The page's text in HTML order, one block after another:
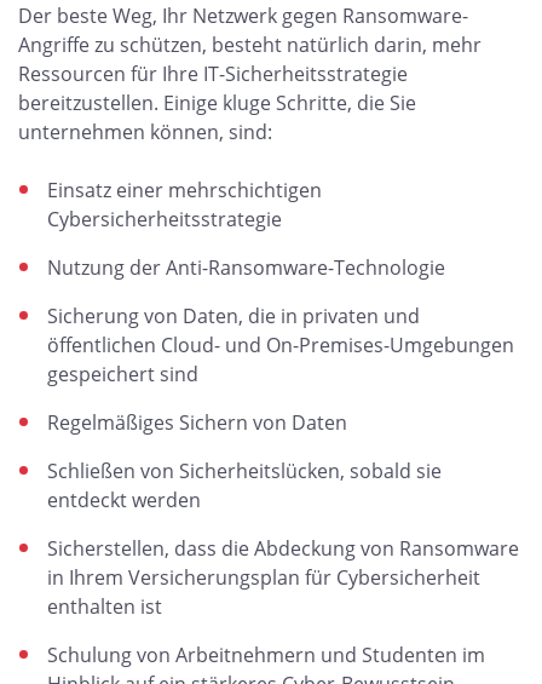
Der beste Weg, Ihr Netzwerk gegen Ransomware-
Angriffe zu schützen, besteht natürlich darin, mehr
Ressourcen für Ihre IT-Sicherheitsstrategie
bereitzustellen. Einige kluge Schritte, die Sie
unternehmen können, sind:
Einsatz einer mehrschichtigen
Cybersicherheitsstrategie
Nutzung der Anti-Ransomware-Technologie
Sicherung von Daten, die in privaten und
öffentlichen Cloud- und On-Premises-Umgebungen
gespeichert sind
Regelmäßiges Sichern von Daten
Schließen von Sicherheitslücken, sobald sie
entdeckt werden
Sicherstellen, dass die Abdeckung von Ransomware
in Ihrem Versicherungsplan für Cybersicherheit
enthalten ist
Schulung von Arbeitnehmern und Studenten im